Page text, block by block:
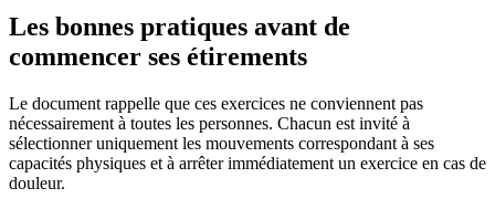
Les bonnes pratiques avant de
commencer ses étirements
Le document rappelle que ces exercices ne conviennent pas
nécessairement à toutes les personnes. Chacun est invité à
sélectionner uniquement les mouvements correspondant à ses
capacités physiques et à arrêter immédiatement un exercice en cas de
douleur.